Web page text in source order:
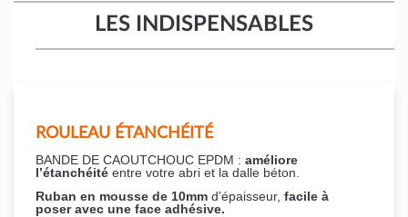
LES INDISPENSABLES
ROULEAU ÉTANCHÉITÉ
BANDE DE CAOUTCHOUC EPDM : améliore
l’étanchéité entre votre abri et la dalle béton.
Ruban en mousse de 10mm d’épaisseur, facile à
poser avec une face adhésive.